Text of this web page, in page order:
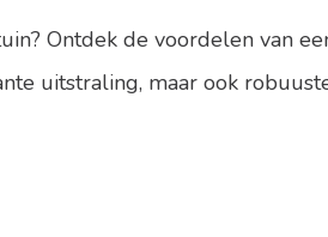
Ontdek de voordelen van
uitstraling, maar ook